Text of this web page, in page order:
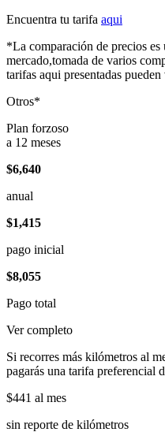
Encuentra tu tarifa aqui
*La comparación de precios es
mercado,tomada de varios
tarifas aqui presentadas pueden
Otros*
Plan forzoso
a 12 meses
$6,640
anual
$1,415
pago inicial
$8,055
Pago total
Ver completo
Si recorres más kilómetros al
pagarás una tarifa preferencial
$441 al mes
sin reporte de kilómetros